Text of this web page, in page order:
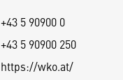
+43 5 90900 0
+43 5 90900 250
https://wko.at/